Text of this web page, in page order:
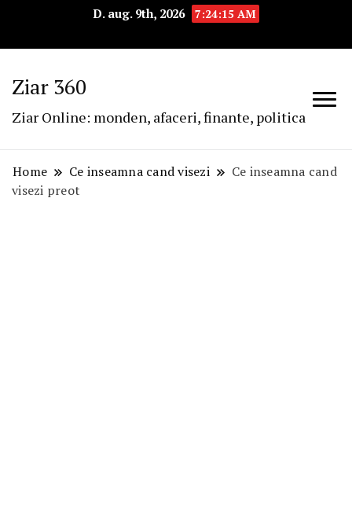
D. aug. 9th, 2026 7:24:16 AM
Ziar 360
Ziar Online: monden, afaceri, finante, politica
Home Ce inseamna cand visezi
Ce inseamna cand
visezi preot